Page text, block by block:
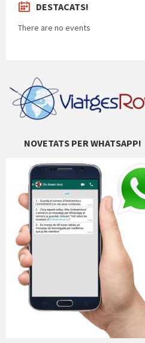
DESTACATS!
There are no events
NOVETATS PER WHATSAPP!